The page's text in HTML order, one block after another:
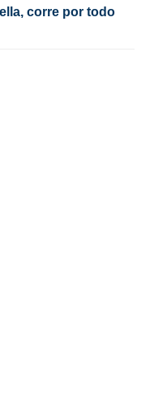
corre por todo